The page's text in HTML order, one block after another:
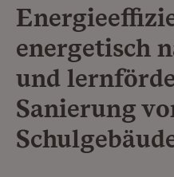
energetisch
und
Sanierung